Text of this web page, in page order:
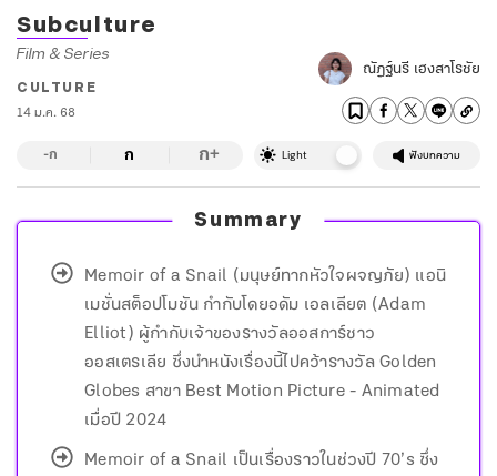
Subculture
Film & Series
CULTURE
14 ม.ค. 68
ณัฏฐ์นรี เฮงสาโรชัย
-ก ก ก+ Light ฟังบทความ
Summary
Memoir of a Snail (มนุษย์ทากหัวใจผจญภัย) แอนิ
เมชั่นสต็อปโมชัน กำกับโดยอดัม เอลเลียต (Adam
Elliot) ผู้กำกับเจ้าของรางวัลออสการ์ชาว
ออสเตรเลีย ซึ่งนำหนังเรื่องนี้ไปคว้ารางวัล Golden
Globes สาขา Best Motion Picture - Animated
เมื่อปี 2024
Memoir of a Snail เป็นเรื่องราวในช่วงปี 70’s ซึ่ง